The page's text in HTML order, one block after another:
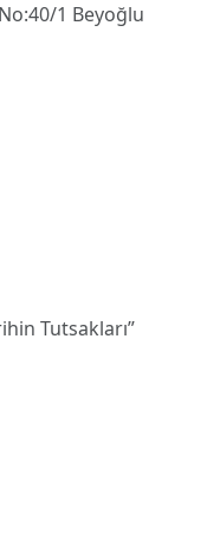
1 Beyoğlu
Tutsakları”